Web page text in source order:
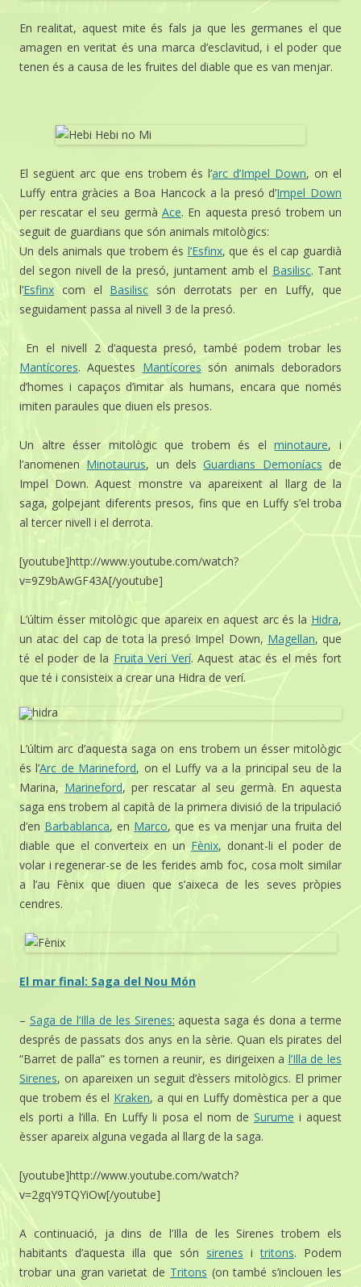
En realitat, aquest mite és fals ja que les germanes el que
amagen en veritat és una marca d’esclavitud, i el poder que
tenen és a causa de les fruites del diable que es van menjar.
El següent arc que ens trobem és l’arc d’Impel Down, on el
Luffy entra gràcies a Boa Hancock a la presó d’Impel Down
per rescatar el seu germà Ace. En aquesta presó trobem un
seguit de guardians que són animals mitològics:
Un dels animals que trobem és l’Esfinx, que és el cap guardià
del segon nivell de la presó, juntament amb el Basilisc. Tant
l’Esfinx com el Basilisc són derrotats per en Luffy, que
seguidament passa al nivell 3 de la presó.
En el nivell 2 d’aquesta presó, també podem trobar les
Mantícores. Aquestes Mantícores són animals deboradors
d’homes i capaços d’imitar als humans, encara que només
imiten paraules que diuen els presos.
Un altre ésser mitològic que trobem és elminotaure, i
l’anomenen Minotaurus, un delsGuardians Demoníacs de
Impel Down. Aquest monstre va apareixent al llarg de la
saga, golpejant diferents presos, fins que en Luffy s’el troba
al tercer nivell i el derrota.
[youtube]http://www.youtube.com/watch?
v=9Z9bAwGF43A[/youtube]
L’últim ésser mitològic que apareix en aquest arc és la Hidra,
un atac del cap de tota la presó Impel Down, Magellan, que
té el poder de la Fruita Verí Verí. Aquest atac és el més fort
que té i consisteix a crear una Hidra de verí.
L’últim arc d’aquesta saga on ens trobem un ésser mitològic
és l’Arc de Marineford, on el Luffy va a la principal seu de la
Marina, Marineford, per rescatar al seu germà. En aquesta
saga ens trobem al capità de la primera divisió de la tripulació
d’en Barbablanca, en Marco, que es va menjar una fruita del
diable que el converteix en un Fènix, donant-li el poder de
volar i regenerar-se de les ferides amb foc, cosa molt similar
a l’au Fènix que diuen que s’aixeca de les seves pròpies
cendres.
El mar final: Saga del Nou Món
– Saga de l’Illa de les Sirenes: aquesta saga és dona a terme
després de passats dos anys en la sèrie. Quan els pirates del
“Barret de palla” es tornen a reunir, es dirigeixen a l’Illa de les
Sirenes, on apareixen un seguit d’èssers mitològics. El primer
que trobem és el Kraken, a qui en Luffy domèstica per a que
els porti a l’illa. En Luffy li posa el nom de Surume i aquest
èsser apareix alguna vegada al llarg de la saga.
[youtube]http://www.youtube.com/watch?
v=2gqY9TQYiOw[/youtube]
A continuació, ja dins de l’Illa de les Sirenes trobem els
habitants d’aquesta illa que són sirenes itritons. Podem
trobar una gran varietat de Tritons (on també s’inclouen les